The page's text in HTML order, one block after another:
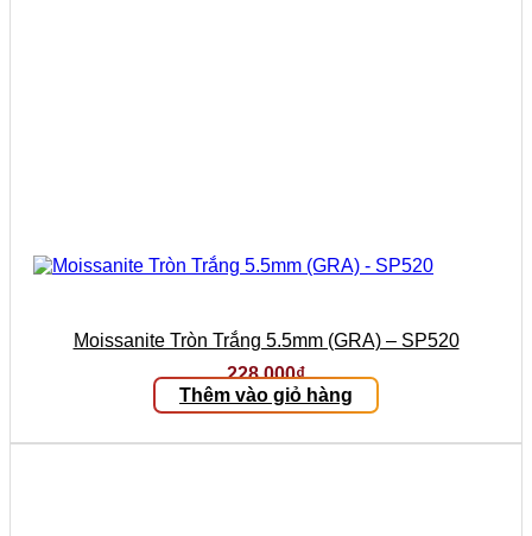
Moissanite Tròn Trắng 5.5mm (GRA) – SP520
228.000₫
Thêm vào giỏ hàng